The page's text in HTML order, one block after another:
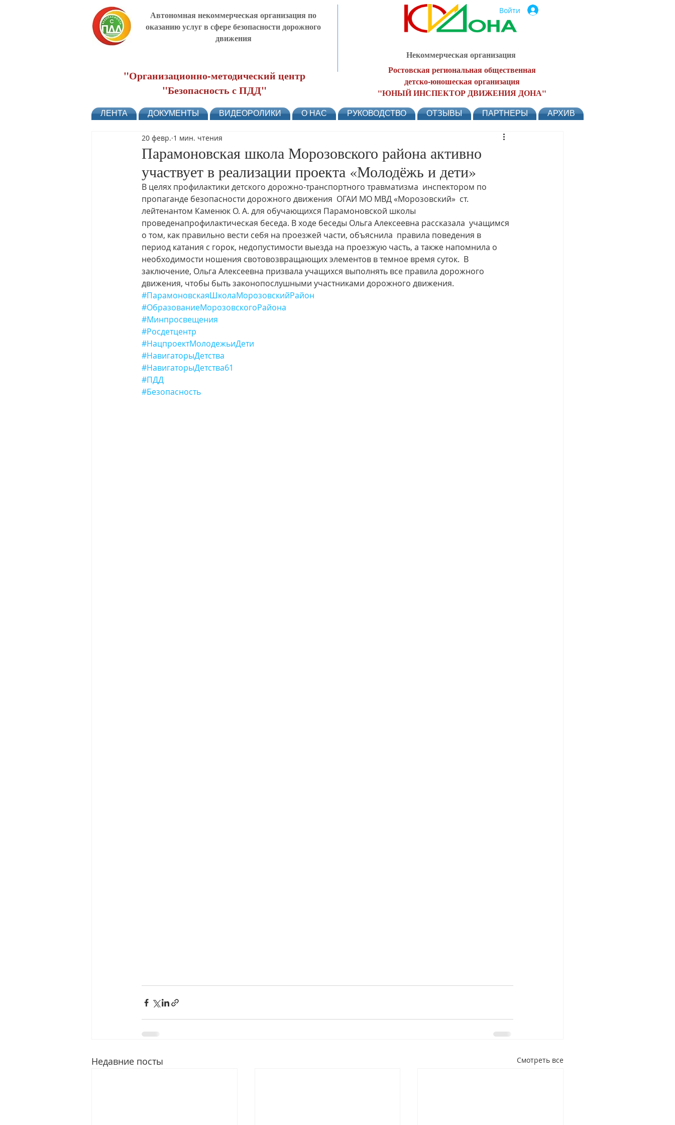
Автономная некоммерческая организация по
оказанию услуг в сфере безопасности дорожного
движения
"Организационно-методический центр
"Безопасность с ПДД"
Войти
Некоммерческая организация
Ростовская региональная общественная
детско-юношеская организация
"ЮНЫЙ ИНСПЕКТОР ДВИЖЕНИЯ ДОНА"
ЛЕНТА ДОКУМЕНТЫ ВИДЕОРОЛИКИ О НАС РУКОВОДСТВО ОТЗЫВЫ ПАРТНЕРЫ АРХИВ
Парамоновская школа Морозовского района активно
участвует в реализации проекта «Молодёжь и дети»
20 февр. 1 мин. чтения
В целях профилактики детского дорожно-транспортного травматизма  инспектором по
пропаганде безопасности дорожного движения  ОГАИ МО МВД «Морозовский»  ст.
лейтенантом Каменюк О. А. для обучающихся Парамоновской школы
проведенапрофилактическая беседа. В ходе беседы Ольга Алексеевна рассказала  учащимся
о том, как правильно вести себя на проезжей части, объяснила  правила поведения в
период катания с горок, недопустимости выезда на проезжую часть, а также напомнила о
необходимости ношения свотовозвращающих элементов в темное время суток.  В
заключение, Ольга Алексеевна призвала учащихся выполнять все правила дорожного
движения, чтобы быть законопослушными участниками дорожного движения.
#ПарамоновскаяШколаМорозовскийРайон
#ОбразованиеМорозовскогоРайона
#Минпросвещения
#Росдетцентр
#НацпроектМолодежьиДети
#НавигаторыДетства
#НавигаторыДетства61
#ПДД
#Безопасность
Недавние посты Смотреть все